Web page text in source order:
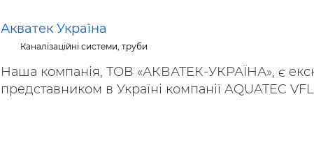
Акватек Україна
Каналізаційні системи, труби
Наша компанія, ТОВ «АКВАТЕК-УКРАЇНА», є
представником в Україні компанії AQUATEC VFL